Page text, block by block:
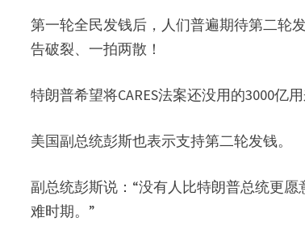
第一轮全民发钱后，人们普遍期待第二轮
告破裂、一拍两散！
特朗普希望将CARES法案还没用的3000亿
美国副总统彭斯也表示支持第二轮发钱。
副总统彭斯说：“没有人比特朗普总统更
难时期。”